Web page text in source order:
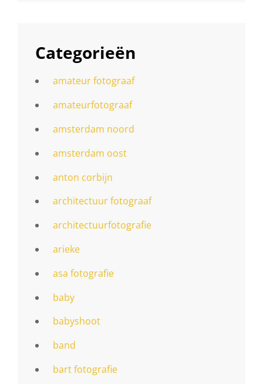
Categorieën
amateur fotograaf
amateurfotograaf
amsterdam noord
amsterdam oost
anton corbijn
architectuur fotograaf
architectuurfotografie
arieke
asa fotografie
baby
babyshoot
band
bart fotografie